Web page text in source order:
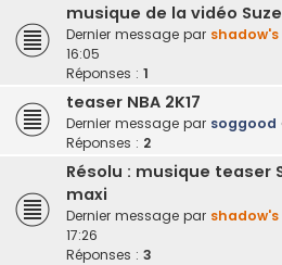
musique de la vidéo
Dernier message par shadow's
16:05
Réponses : 1
teaser NBA 2K17
Dernier message par soggood
Réponses : 2
Résolu : musique teaser
maxi
Dernier message par shadow's
17:26
Réponses : 3